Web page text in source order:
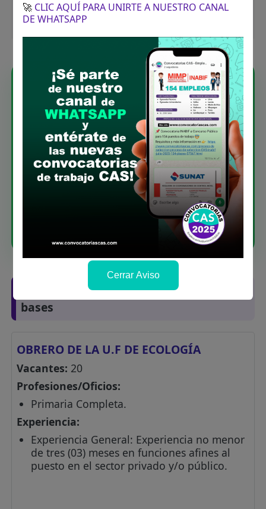
revisa los requisitos, prepara tu
documentación y postula.
Únete a nuestro canal de
WhatsApp
Recibe las últimas convocatorias CAS,
directamente en tu WhatsApp. Sin spam.
Unirme ahora
Posiciones solicitadas y links de las
bases
OBRERO DE LA U.F DE ECOLOGÍA
Vacantes: 20
Profesiones/Oficios:
Primaria Completa.
Experiencia:
Experiencia General: Experiencia no menor
de tres (03) meses en funciones afines al
puesto en el sector privado y/o público.
🚀 CLIC AQUÍ PARA UNIRTE A NUESTRO CANAL
DE WHATSAPP
Cerrar Aviso